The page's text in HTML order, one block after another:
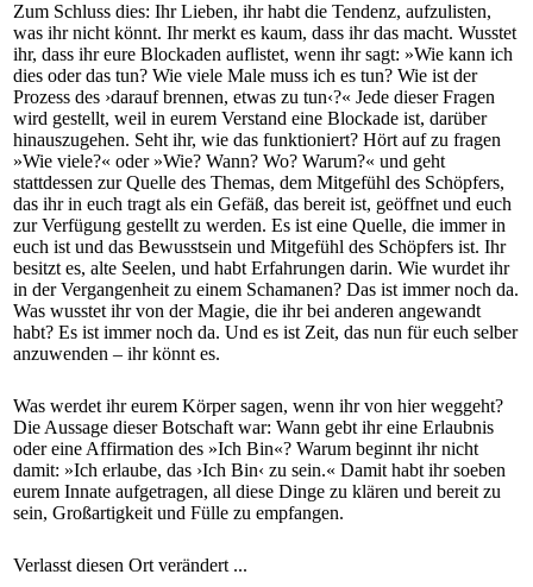
Zum Schluss dies: Ihr Lieben, ihr habt die Tendenz, aufzulisten,
was ihr nicht könnt. Ihr merkt es kaum, dass ihr das macht. Wusstet
ihr, dass ihr eure Blockaden auflistet, wenn ihr sagt: »Wie kann ich
dies oder das tun? Wie viele Male muss ich es tun? Wie ist der
Prozess des ›darauf brennen, etwas zu tun‹?« Jede dieser Fragen
wird gestellt, weil in eurem Verstand eine Blockade ist, darüber
hinauszugehen. Seht ihr, wie das funktioniert? Hört auf zu fragen
»Wie viele?« oder »Wie? Wann? Wo? Warum?« und geht
stattdessen zur Quelle des Themas, dem Mitgefühl des Schöpfers,
das ihr in euch tragt als ein Gefäß, das bereit ist, geöffnet und euch
zur Verfügung gestellt zu werden. Es ist eine Quelle, die immer in
euch ist und das Bewusstsein und Mitgefühl des Schöpfers ist. Ihr
besitzt es, alte Seelen, und habt Erfahrungen darin. Wie wurdet ihr
in der Vergangenheit zu einem Schamanen? Das ist immer noch da.
Was wusstet ihr von der Magie, die ihr bei anderen angewandt
habt? Es ist immer noch da. Und es ist Zeit, das nun für euch selber
anzuwenden – ihr könnt es.
Was werdet ihr eurem Körper sagen, wenn ihr von hier weggeht?
Die Aussage dieser Botschaft war: Wann gebt ihr eine Erlaubnis
oder eine Affirmation des »Ich Bin«? Warum beginnt ihr nicht
damit: »Ich erlaube, das ›Ich Bin‹ zu sein.« Damit habt ihr soeben
eurem Innate aufgetragen, all diese Dinge zu klären und bereit zu
sein, Großartigkeit und Fülle zu empfangen.
Verlasst diesen Ort verändert ...